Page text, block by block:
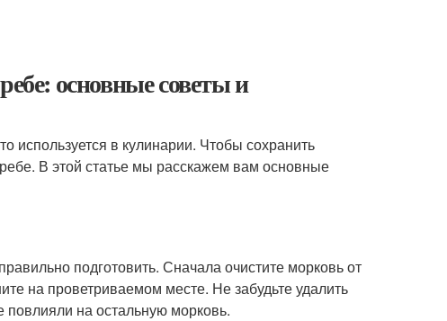
основные советы и
используется в кулинарии. Чтобы сохранить
В этой статье мы расскажем вам основные
подготовить. Сначала очистите морковь от
на проветриваемом месте. Не забудьте удалить
на остальную морковь.